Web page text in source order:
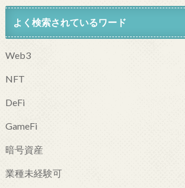
よく検索されているワード
Web3
NFT
DeFi
GameFi
暗号資産
業種未経験可